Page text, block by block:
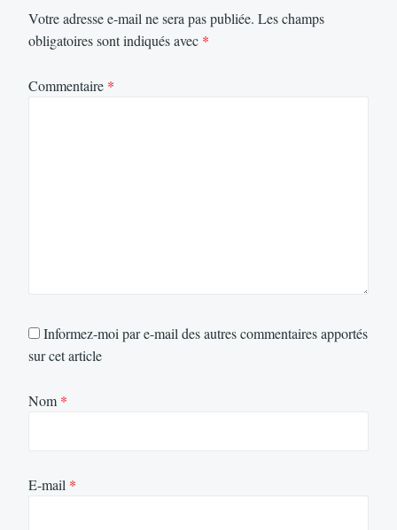
Votre adresse e-mail ne sera pas publiée. Les champs
obligatoires sont indiqués avec *
Commentaire *
Informez-moi par e-mail des autres commentaires apportés
sur cet article
Nom *
E-mail *